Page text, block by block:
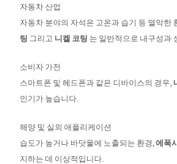
자동차 산업
자동차 분야의 자석은 고온과 습기 등 열악한
팅 그리고 니켈 코팅 는 일반적으로 내구성과
소비자 가전
스마트폰 및 헤드폰과 같은 디바이스의 경우,
인기가 높습니다.
해양 및 실외 애플리케이션
습도가 높거나 바닷물에 노출되는 환경,에폭
지하는 데 이상적입니다.